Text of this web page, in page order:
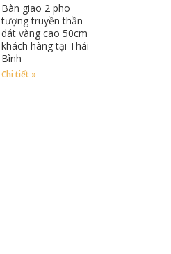
Bàn giao 2 pho
tượng truyền thần
dát vàng cao 50cm
khách hàng tại Thái
Bình
Chi tiết »